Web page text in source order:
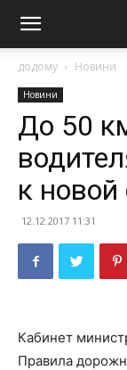
додому Новини
Новини
До 50
к новой
12.12.2017 11:31
Кабинет
Правила